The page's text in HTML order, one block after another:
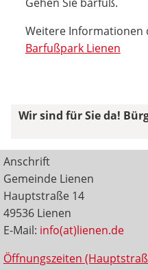
Weitere Informationen
Barfußpark Lienen
Wir sind für Sie da!
Anschrift
Gemeinde Lienen
Hauptstraße 14
49536 Lienen
E-Mail: info(at)lienen.de
Öffnungszeiten